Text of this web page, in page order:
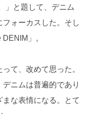
」と題して、デニム
ォーカスした。そし
」。
て、改めて思った。
ニムは普遍的であり
な表情になる。とて